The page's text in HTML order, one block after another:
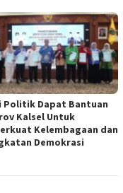
Politik Dapat Bantuan
Kalsel Untuk
Kelembagaan dan
Demokrasi